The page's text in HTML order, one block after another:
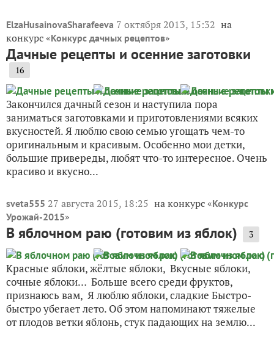
ElzaHusainovaSharafeeva 7 октября 2013, 15:32 на
конкурс «Конкурс дачных рецептов»
Дачные рецепты и осенние заготовки
16
Закончился дачный сезон и наступила пора
заниматься заготовками и приготовлениями всяких
вкусностей. Я люблю свою семью угощать чем-то
оригинальным и красивым. Особенно мои детки,
большие привереды, любят что-то интересное. Очень
красиво и вкусно...
sveta555 27 августа 2015, 18:25 на конкурс «Конкурс
Урожай-2015»
В яблочном раю (готовим из яблок) 3
Красные яблоки, жёлтые яблоки, Вкусные яблоки,
сочные яблоки… Больше всего среди фруктов,
признаюсь вам, Я люблю яблоки, сладкие Быстро-
быстро убегает лето. Об этом напоминают тяжелые
от плодов ветки яблонь, стук падающих на землю...